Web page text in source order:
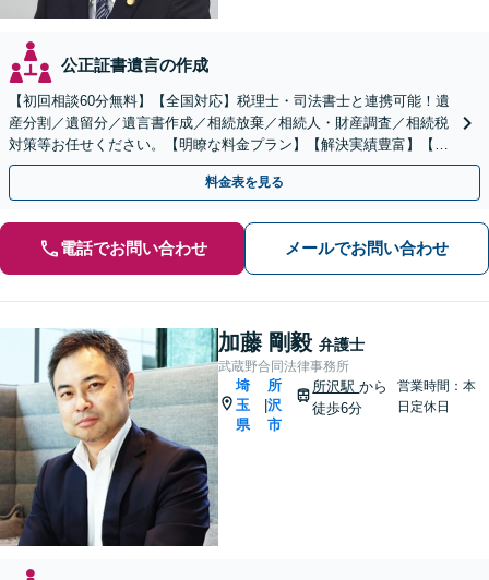
公正証書遺言の作成
【初回相談60分無料】【全国対応】税理士・司法書士と連携可能！遺
産分割／遺留分／遺言書作成／相続放棄／相続人・財産調査／相続税
対策等お任せください。【明瞭な料金プラン】【解決実績豊富】【電
話相談可】
料金表を見る
電話でお問い合わせ メールでお問い合わせ
加藤 剛毅 弁護士
武蔵野合同法律事務所
埼
玉
県
所
沢
市
所沢駅から
徒歩6分
営業時間：本
日定休日